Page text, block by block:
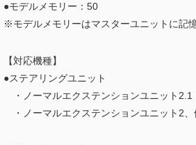
●モデルメモリー：50
※モデルメモリーはマスターユニットに記憶
【対応機種】
●ステアリングユニット
・ノーマルエクステンションユニット2.1
・ノーマルエクステンションユニット2、